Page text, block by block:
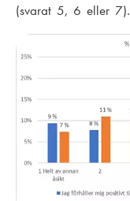
(svarat 5, 6 eller 7).